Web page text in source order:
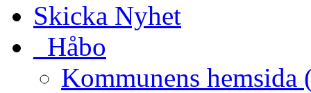
Skicka Nyhet
_Håbo
Kommunens hemsida